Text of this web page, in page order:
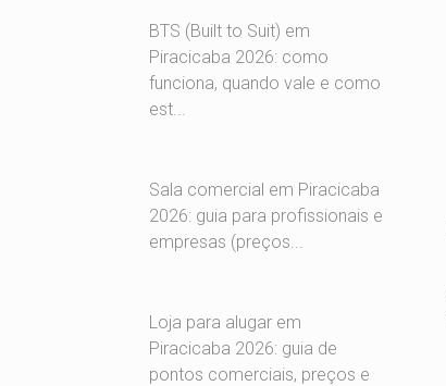
BTS (Built to Suit) em
Piracicaba 2026: como
funciona, quando vale e como
est...
Sala comercial em Piracicaba
2026: guia para profissionais e
empresas (preços...
Loja para alugar em
Piracicaba 2026: guia de
pontos comerciais, preços e